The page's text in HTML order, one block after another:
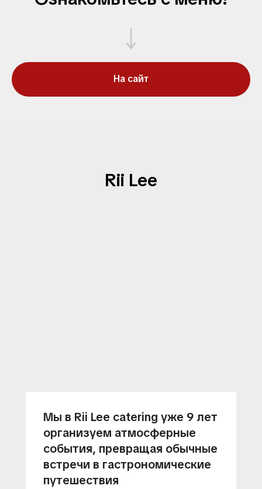
На сайт
Rii Lee
Мы в Rii Lee catering уже 9 лет
организуем атмосферные
события, превращая обычные
встречи в гастрономические
путешествия